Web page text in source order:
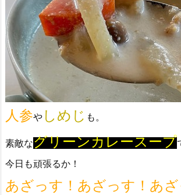
人参や しめじ も。
素敵なグリーンカレースープ
今日も頑張るか！
あざっす！あざっす！あざ